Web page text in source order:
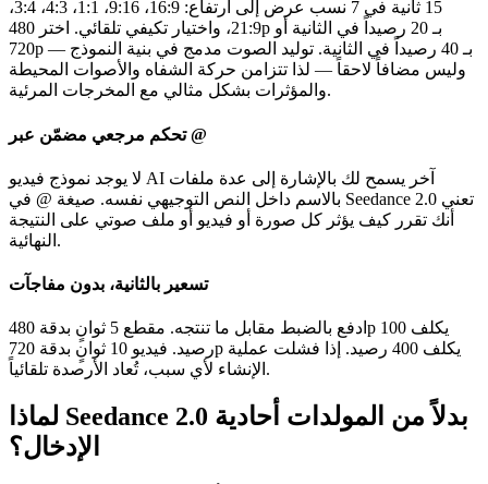
15 ثانية في 7 نسب عرض إلى ارتفاع: 16:9، 9:16، 1:1، 4:3، 3:4،
21:9، واختيار تكيفي تلقائي. اختر 480p بـ 20 رصيداً في الثانية أو
720p بـ 40 رصيداً في الثانية. توليد الصوت مدمج في بنية النموذج —
وليس مضافاً لاحقاً — لذا تتزامن حركة الشفاه والأصوات المحيطة
والمؤثرات بشكل مثالي مع المخرجات المرئية.
تحكم مرجعي مضمّن عبر @
لا يوجد نموذج فيديو AI آخر يسمح لك بالإشارة إلى عدة ملفات
بالاسم داخل النص التوجيهي نفسه. صيغة @ في Seedance 2.0 تعني
أنك تقرر كيف يؤثر كل صورة أو فيديو أو ملف صوتي على النتيجة
النهائية.
تسعير بالثانية، بدون مفاجآت
ادفع بالضبط مقابل ما تنتجه. مقطع 5 ثوانٍ بدقة 480p يكلف 100
رصيد. فيديو 10 ثوانٍ بدقة 720p يكلف 400 رصيد. إذا فشلت عملية
الإنشاء لأي سبب، تُعاد الأرصدة تلقائياً.
لماذا Seedance 2.0 بدلاً من المولدات أحادية
الإدخال؟